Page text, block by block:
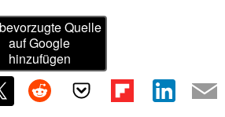
Quelle
auf Google
hinzufügen